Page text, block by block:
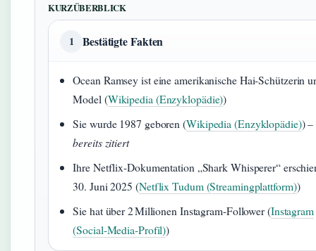
KURZÜBERBLICK
1 Bestätigte Fakten
Ocean Ramsey ist eine amerikanische Hai-Schützerin
Model (Wikipedia (Enzyklopädie))
Sie wurde 1987 geboren (Wikipedia (Enzyklopädie)) –
bereits zitiert
Ihre Netflix-Dokumentation „Shark Whisperer“
30. Juni 2025 (Netflix Tudum (Streamingplattform))
Sie hat über 2 Millionen Instagram-Follower (Instagram
(Social-Media-Profil))